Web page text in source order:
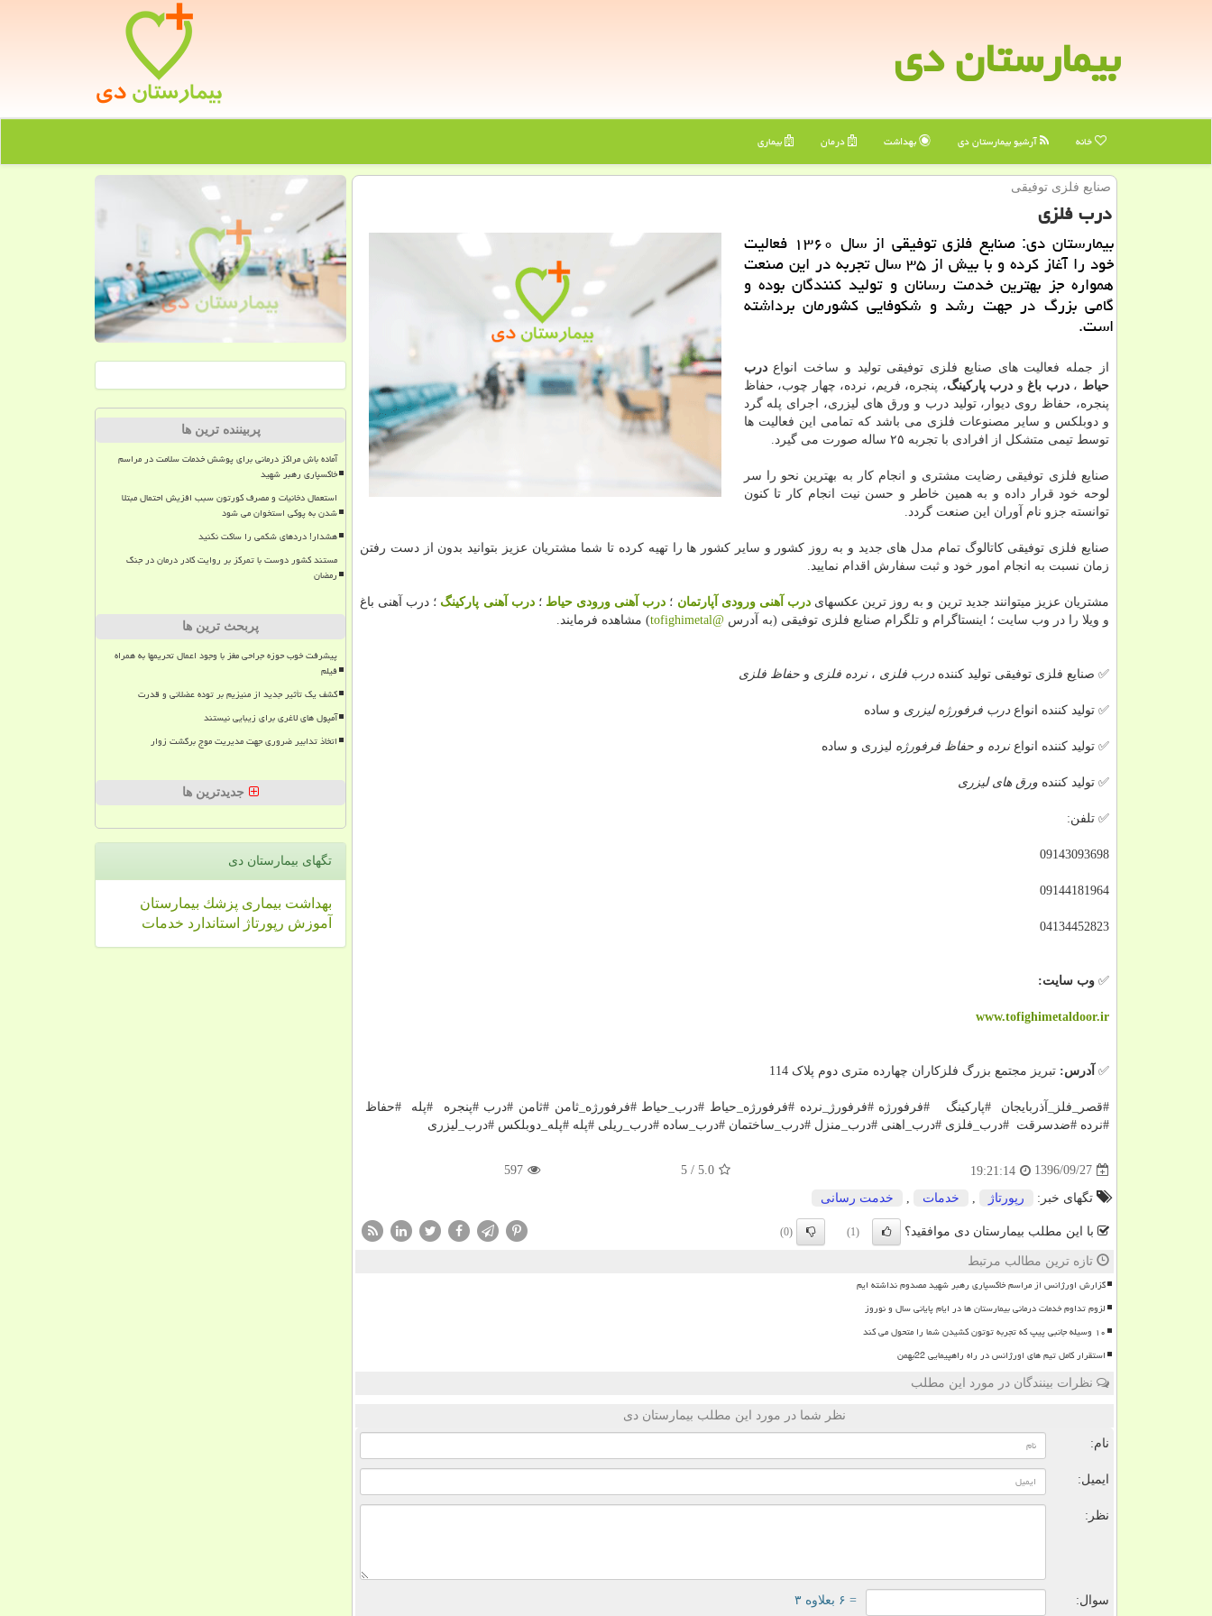
بیمارستان دی
خانه آرشیو بیمارستان دی بهداشت درمان بیماری
صنایع فلزی توفیقی
درب فلزی
بیمارستان دی: صنایع فلزی توفیقی از سال ۱۳۶۰ فعالیت
خود را آغاز كرده و با بیش از ۳۵ سال تجربه در این صنعت
همواره جز بهترین خدمت رسانان و تولید كنندگان بوده و
گامی بزرگ در جهت رشد و شكوفایی كشورمان برداشته
است.
از جمله فعالیت های صنایع فلزی توفیقی تولید و ساخت انواعدرب
حیاط ،درب باغو درب پارکینگ، پنجره، فریم، نرده، چهار چوب، حفاظ
پنجره، حفاظ روی دیوار، تولید درب و ورق های لیزری، اجرای پله گرد
و دوبلکس و سایر مصنوعات فلزی می باشد که تمامی این فعالیت ها
توسط تیمی متشکل از افرادی با تجربه ۲۵ ساله صورت می گیرد.
صنایع فلزی توفیقی رضایت مشتری و انجام کار به بهترین نحو را سر
لوحه خود قرار داده و به همین خاطر و حسن نیت انجام کار تا کنون
توانسته جزو نام آوران این صنعت گردد.
صنایع فلزی توفیقی کاتالوگ تمام مدل های جدید و به روز کشور و سایر کشور ها را تهیه کرده تا شما مشتریان عزیز بتوانید بدون از دست رفتن
زمان نسبت به انجام امور خود و ثبت سفارش اقدام نمایید.
مشتریان عزیز میتوانند جدید ترین و به روز ترین عکسهایدرب آهنی ورودی آپارتمان ؛ درب آهنی ورودی حیاط؛درب آهنی پارکینگ ؛ درب آهنی باغ
و ویلا را در وب سایت ؛ اینستاگرام و تلگرام صنایع فلزی توفیقی (به آدرس @tofighimetal ) مشاهده فرمایند.
✅ صنایع فلزی توفیقی تولید کننده درب فلزی ،نرده فلزی و حفاظ فلزی
✅ تولید کننده انواع درب فرفورژه لیزری و ساده
✅ تولید کننده انواعنرده و حفاظ فرفورژه لیزری و ساده
✅ تولید کننده ورق های لیزری
✅ تلفن:
09143093698
09144181964
04134452823
✅ وب سایت:
www.tofighimetaldoor.ir
✅ آدرس: تبریز مجتمع بزرگ فلزکاران چهارده متری دوم پلاک 114
#قصر_فلز_آذربایجان #پارکینگ #فرفورژه #فرفورژ_نرده #فرفورژه_حیاط #درب_حیاط #فرفورژه_ثامن #ثامن #درب #پنجره #پله #حفاظ
#نرده #ضدسرقت #درب_فلزی #درب_اهنی #درب_منزل #درب_ساختمان #درب_ساده #درب_ریلی #پله #پله_دوبلکس #درب_لیزری
1396/09/27
19:21:14
5.0
/
5
597
تگهای خبر: رپورتاژ خدمات خدمت رسانی
با این مطلب بیمارستان دی موافقید؟ (1)
(0)
تازه ترین مطالب مرتبط
گزارش اورژانس از مراسم خاکسپاری رهبر شهید مصدوم نداشته ایم
لزوم تداوم خدمات درمانی بیمارستان ها در ایام پایانی سال و نوروز
۱۰ وسیله جانبی پیپ که تجربه توتون کشیدن شما را متحول می کند
استقرار کامل تیم های اورژانس در راه راهپیمایی 22بهمن
نظرات بینندگان در مورد این مطلب
نظر شما در مورد این مطلب بیمارستان دی
نام:
ایمیل:
نظر:
سوال: = ۶ بعلاوه ۳
پربیننده ترین ها
آماده باش مراکز درمانی برای پوشش خدمات سلامت در مراسم
خاکسپاری رهبر شهید
استعمال دخانیات و مصرف کورتون سبب افزیش احتمال مبتلا
شدن به پوکی استخوان می شود
هشدار! دردهای شکمی را ساکت نکنید
مستند کشور دوست با تمرکز بر روایت کادر درمان در جنگ
رمضان
پربحث ترین ها
پیشرفت خوب حوزه جراحی مغز با وجود اعمال تحریمها به همراه
فیلم
کشف یک تأثیر جدید از منیزیم بر توده عضلانی و قدرت
آمپول های لاغری برای زیبایی نیستند
اتخاذ تدابیر ضروری جهت مدیریت موج برگشت زوار
جدیدترین ها
تگهای بیمارستان دی
بهداشت بیماری پزشك بیمارستان
آموزش رپورتاژ استاندارد خدمات